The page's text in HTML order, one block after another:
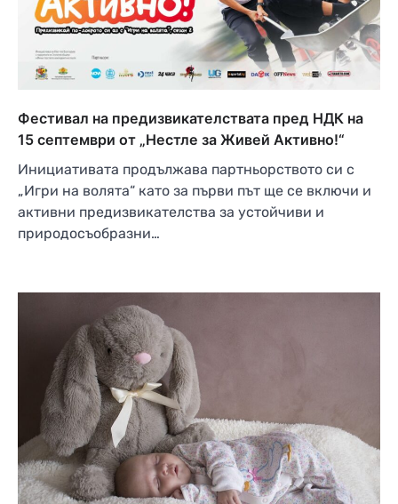
Фестивал на предизвикателствата пред НДК на
15 септември от „Нестле за Живей Активно!“
Инициативата продължава партньорството си с
„Игри на волята“ като за първи път ще се включи и
активни предизвикателства за устойчиви и
природосъобразни…